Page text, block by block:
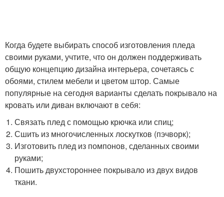
Когда будете выбирать способ изготовления пледа
своими руками, учтите, что он должен поддерживать
общую концепцию дизайна интерьера, сочетаясь с
обоями, стилем мебели и цветом штор. Самые
популярные на сегодня варианты сделать покрывало на
кровать или диван включают в себя:
Связать плед с помощью крючка или спиц;
Сшить из многочисленных лоскутков (пэчворк);
Изготовить плед из помпонов, сделанных своими
руками;
Пошить двухстороннее покрывало из двух видов
ткани.